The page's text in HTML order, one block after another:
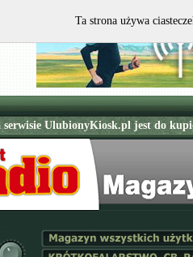
Ta strona używa